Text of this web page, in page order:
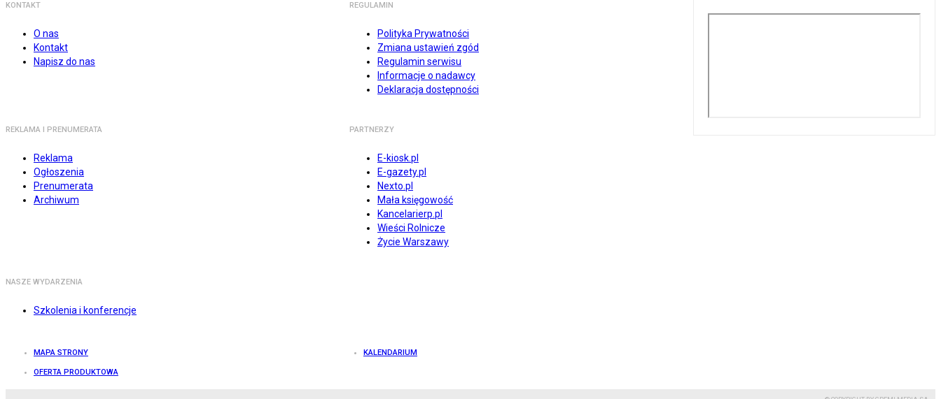
KONTAKT
O nas
Kontakt
Napisz do nas
REGULAMIN
Polityka Prywatności
Zmiana ustawień zgód
Regulamin serwisu
Informacje o nadawcy
Deklaracja dostępności
REKLAMA I PRENUMERATA
Reklama
Ogłoszenia
Prenumerata
Archiwum
PARTNERZY
E-kiosk.pl
E-gazety.pl
Nexto.pl
Mała księgowość
Kancelarierp.pl
Wieści Rolnicze
Życie Warszawy
NASZE WYDARZENIA
Szkolenia i konferencje
MAPA STRONY KALENDARIUM
OFERTA PRODUKTOWA